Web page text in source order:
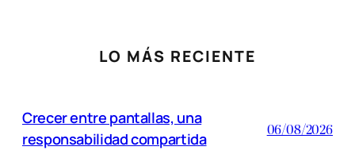
LO MÁS RECIENTE
Crecer entre pantallas, una
responsabilidad compartida
06/08/2026